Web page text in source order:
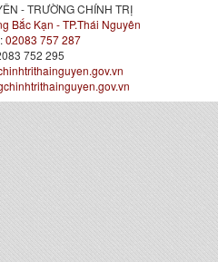
- TRƯỜNG CHÍNH TRỊ
Bắc Kạn - TP.Thái Nguyên
02083 757 287
752 295